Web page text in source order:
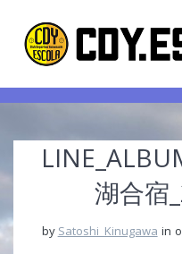
湖合宿
by Satoshi_Kinugawa in